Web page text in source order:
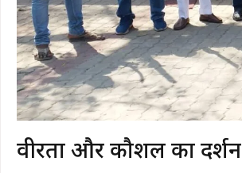
​वीरता और कौशल का प्रदर्शन